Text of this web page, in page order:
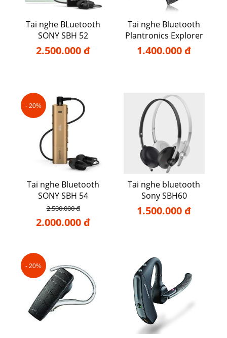
Tai nghe BLuetooth
SONY SBH 52
2.500.000 đ
Tai nghe Bluetooth
Plantronics Explorer
110
1.400.000 đ
- 20%
Tai nghe Bluetooth
SONY SBH 54
2.500.000 đ
2.000.000 đ
Tai nghe bluetooth
Sony SBH60
1.500.000 đ
- 20%